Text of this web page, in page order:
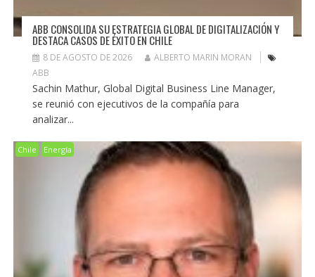
ABB CONSOLIDA SU ESTRATEGIA GLOBAL DE DIGITALIZACIÓN Y
DESTACA CASOS DE ÉXITO EN CHILE
8 DE AGOSTO DE 2026
ALBERTO MARIN MORAN
ABB
Sachin Mathur, Global Digital Business Line Manager,
se reunió con ejecutivos de la compañía para
analizar...
Chile Energía